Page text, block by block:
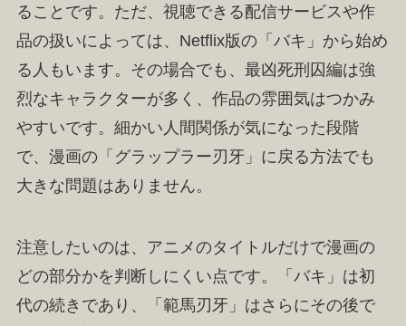
ることです。ただ、視聴できる配信サービスや作
品の扱いによっては、Netflix版の「バキ」から始め
る人もいます。その場合でも、最凶死刑囚編は強
烈なキャラクターが多く、作品の雰囲気はつかみ
やすいです。細かい人間関係が気になった段階
で、漫画の「グラップラー刃牙」に戻る方法でも
大きな問題はありません。
注意したいのは、アニメのタイトルだけで漫画の
どの部分かを判断しにくい点です。「バキ」は初
代の続きであり、「範馬刃牙」はさらにその後で